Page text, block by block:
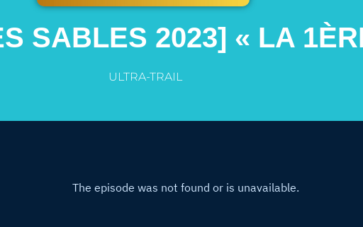
SABLES 2023] « LA
ULTRA-TRAIL